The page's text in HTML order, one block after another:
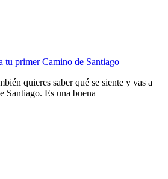
tu primer Camino de Santiago
quieres saber qué se siente y vas a
Santiago. Es una buena